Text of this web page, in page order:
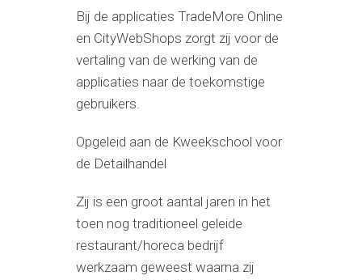
Bij de applicaties TradeMore Online
en CityWebShops zorgt zij voor de
vertaling van de werking van de
applicaties naar de toekomstige
gebruikers.
Opgeleid aan de Kweekschool voor
de Detailhandel
Zij is een groot aantal jaren in het
toen nog traditioneel geleide
restaurant/horeca bedrijf
werkzaam geweest waarna zij